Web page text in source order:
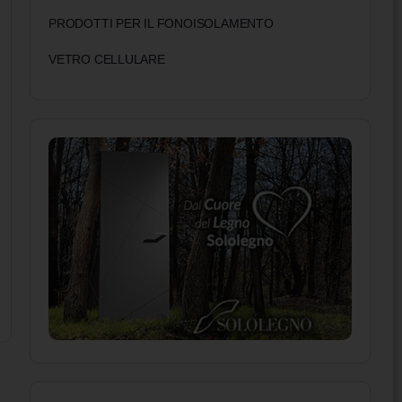
PRODOTTI PER IL FONOISOLAMENTO
VETRO CELLULARE